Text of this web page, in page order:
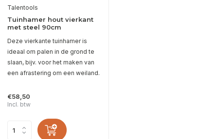
Talentools
Tuinhamer hout vierkant
met steel 90cm
Deze vierkante tuinhamer is
ideaal om palen in de grond te
slaan, bijv. voor het maken van
een afrastering om een weiland.
€58,50
Incl. btw